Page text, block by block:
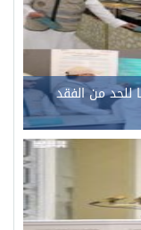
للحد من الفقد